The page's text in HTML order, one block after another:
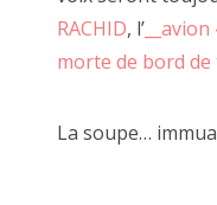
RACHID, l’
morte de bord
La soupe…
Le dictionnaire